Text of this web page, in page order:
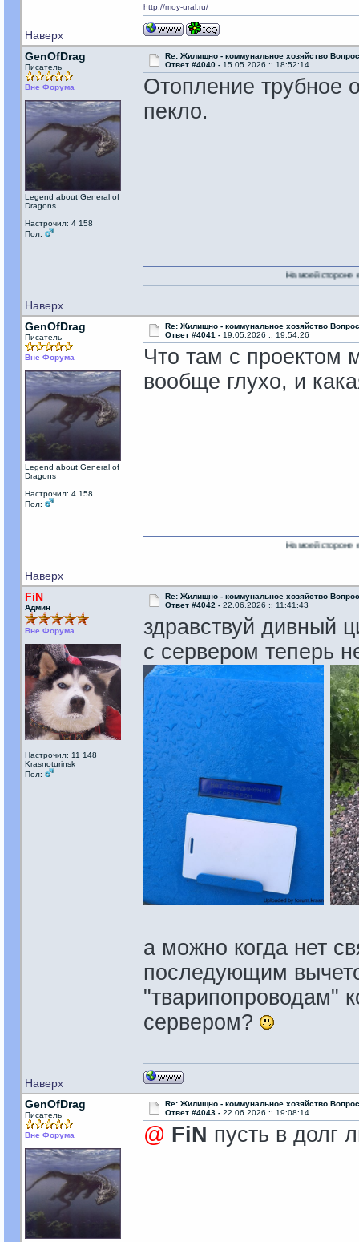
Наверх
http://moy-ural.ru/
GenOfDrag
Писатель
Вне Форума
Legend about General of
Dragons
Настрочил: 4 158
Пол:
Re: Жилищно - коммунальное хозяйство
Ответ #4040 - 15.05.2026 :: 18:52:14
Отопление трубное
пекло.
Наверх
На моей стороне есть Никто!
GenOfDrag
Писатель
Вне Форума
Legend about General of
Dragons
Настрочил: 4 158
Пол:
Re: Жилищно - коммунальное хозяйство
Ответ #4041 - 19.05.2026 :: 19:54:26
Что там с проектом
вообще глухо, и
Наверх
На моей стороне есть Никто!
FiN
Админ
Вне Форума
Настрочил: 11 148
Krasnoturinsk
Пол:
Re: Жилищно - коммунальное хозяйство
Ответ #4042 - 22.06.2026 :: 11:41:43
здравствуй дивный
с сервером теперь
а можно когда нет
последующим
"тварипопроводам"
сервером?
Наверх
GenOfDrag
Писатель
Вне Форума
Re: Жилищно - коммунальное хозяйство
Ответ #4043 - 22.06.2026 :: 19:08:14
@ FiN пусть в долг